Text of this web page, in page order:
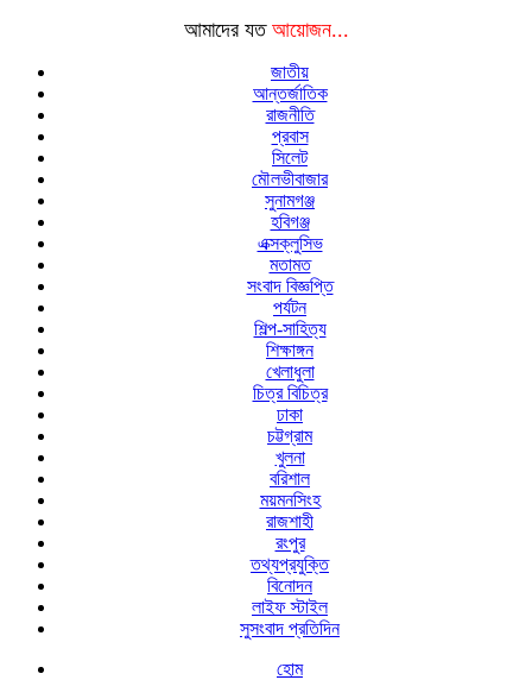
আমাদের যত আয়োজন...
জাতীয়
আন্তর্জাতিক
রাজনীতি
প্রবাস
সিলেট
মৌলভীবাজার
সুনামগঞ্জ
হবিগঞ্জ
এক্সক্লুসিভ
মতামত
সংবাদ বিজ্ঞপ্তি
পর্যটন
শিল্প-সাহিত্য
শিক্ষাঙ্গন
খেলাধুলা
চিত্র বিচিত্র
ঢাকা
চট্টগ্রাম
খুলনা
বরিশাল
ময়মনসিংহ
রাজশাহী
রংপুর
তথ্যপ্রযুক্তি
বিনোদন
লাইফ স্টাইল
সুসংবাদ প্রতিদিন
হোম